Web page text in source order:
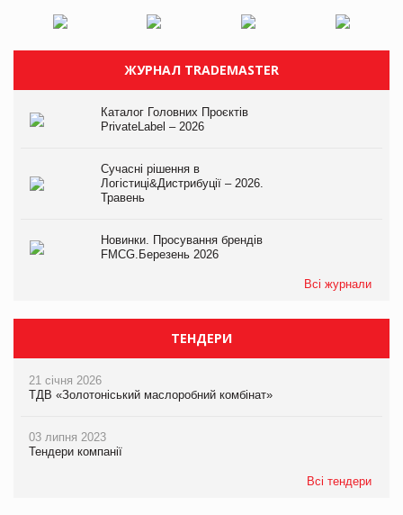
ЖУРНАЛ TRADEMASTER
Каталог Головних Проєктів
PrivateLabel – 2026
Сучасні рішення в
Логістиці&Дистрибуції – 2026.
Травень
Новинки. Просування брендів
FMCG.Березень 2026
Всі журнали
ТЕНДЕРИ
21 січня 2026
ТДВ «Золотоніський маслоробний комбінат»
03 липня 2023
Тендери компанії
Всі тендери